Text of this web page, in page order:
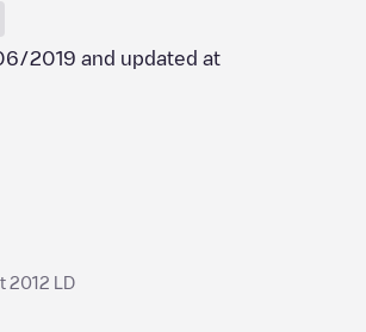
2019 and updated at
2012 LD